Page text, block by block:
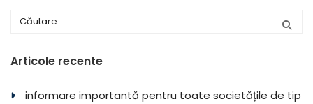
Articole recente
informare importantă pentru toate societățile de tip